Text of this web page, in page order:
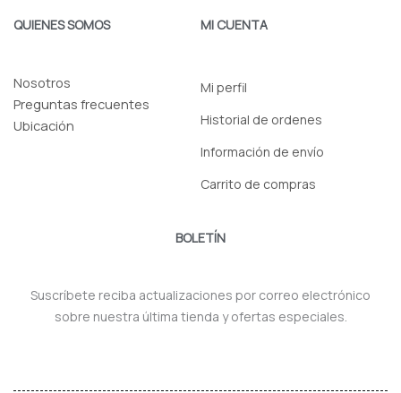
QUIENES SOMOS
Nosotros
Preguntas frecuentes
Ubicación
MI CUENTA
Mi perfil
Historial de ordenes
Información de envío
Carrito de compras
BOLETÍN
Suscríbete reciba actualizaciones por correo electrónico
sobre nuestra última tienda y ofertas especiales.